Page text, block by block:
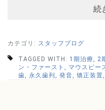
続
カテゴリ: スタッフブログ
TAGGED WITH: 1期治療, 2
ン・ファースト , マウスピー
歯, 永久歯列 , 発音, 矯正装置,